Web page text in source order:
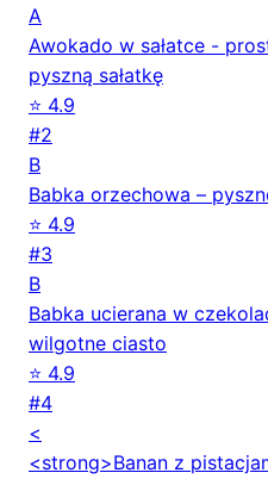
A
Awokado w sałatce -
pyszną sałatkę
⭐ 4.9
#2
B
Babka orzechowa –
⭐ 4.9
#3
B
Babka ucierana w
wilgotne ciasto
⭐ 4.9
#4
<
<strong>Banan z